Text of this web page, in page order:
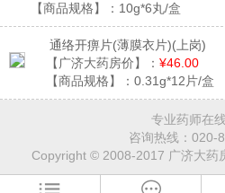
【商品规格】： 10g*6丸/盒
通络开痹片(薄膜衣片)(上岗)
【广济大药房价】： ¥46.00
【商品规格】： 0.31g*12片/盒
专业药师在
咨询热线： 020-
Copyright © 2008-2017 广济大药